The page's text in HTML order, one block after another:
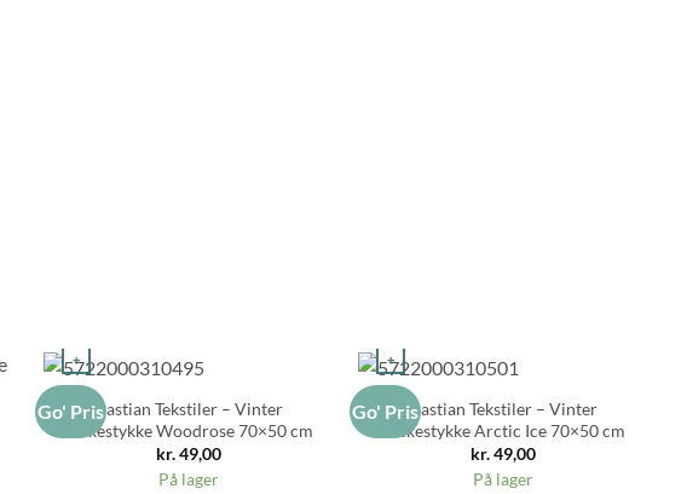
Go' Pris
+
Bastian Tekstiler – Vinter
Viskestykke Woodrose 70×50 cm
kr.49,00
På lager
Go' Pris
+
Bastian Tekstiler – Vinter
Viskestykke Arctic Ice 70×50 cm
kr.49,00
På lager